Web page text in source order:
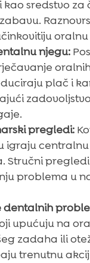
sredstvo za
oralnu
njegu:
plač i
pregledi:
igraju
Stručni
problema u
dentalnih
upućuju na
zadaha ili
trenutnu